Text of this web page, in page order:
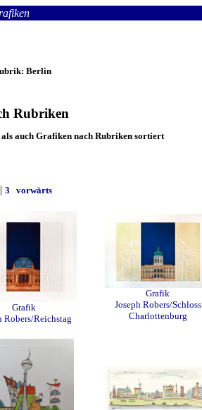
Berlin
Rubriken
auch Grafiken nach Rubriken sortiert
| 3 vorwärts
Grafik
Robers/Reichstag
Grafik
Joseph Robers/Schloss
Charlottenburg